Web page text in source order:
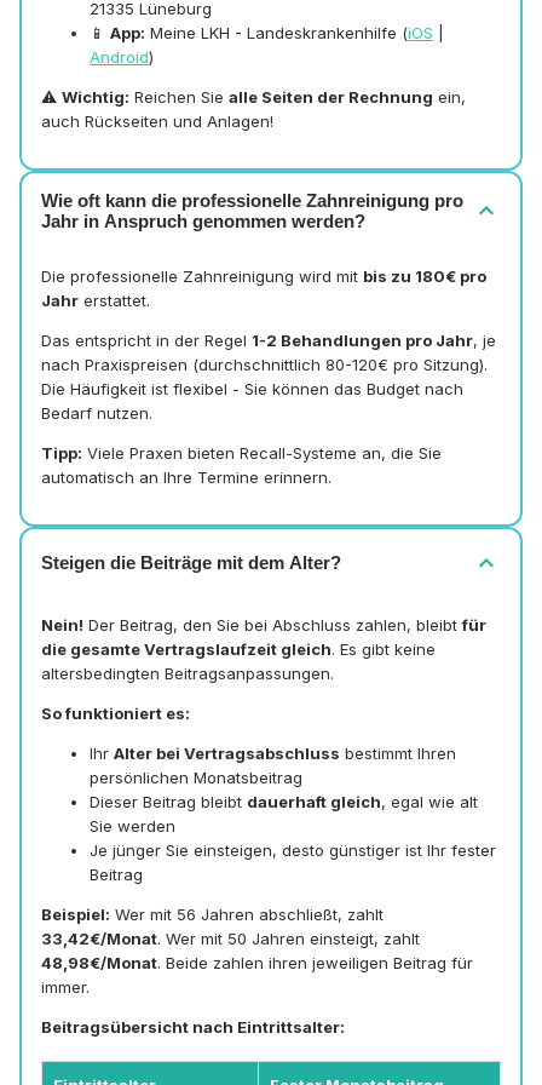
21335 Lüneburg
📱 App: Meine LKH - Landeskrankenhilfe (iOS
Android)
⚠️ Wichtig: Reichen Sie alle Seiten der Rechnung ein,
auch Rückseiten und Anlagen!
Wie oft kann die professionelle Zahnreinigung pro
Jahr in Anspruch genommen werden?
expand_more
Die professionelle Zahnreinigung wird mit bis zu 180€ pro
Jahr erstattet.
Das entspricht in der Regel 1-2 Behandlungen pro Jahr, je
nach Praxispreisen (durchschnittlich 80-120€ pro Sitzung).
Die Häufigkeit ist flexibel - Sie können das Budget nach
Bedarf nutzen.
Tipp: Viele Praxen bieten Recall-Systeme an, die Sie
automatisch an Ihre Termine erinnern.
Steigen die Beiträge mit dem Alter? expand_more
Nein! Der Beitrag, den Sie bei Abschluss zahlen, bleibtfür
die gesamte Vertragslaufzeit gleich. Es gibt keine
altersbedingten Beitragsanpassungen.
So funktioniert es:
Ihr Alter bei Vertragsabschluss bestimmt Ihren
persönlichen Monatsbeitrag
Dieser Beitrag bleibt dauerhaft gleich, egal wie alt
Sie werden
Je jünger Sie einsteigen, desto günstiger ist Ihr fester
Beitrag
Beispiel: Wer mit 56 Jahren abschließt, zahlt
33,42€/Monat. Wer mit 50 Jahren einsteigt, zahlt
48,98€/Monat. Beide zahlen ihren jeweiligen Beitrag für
immer.
Beitragsübersicht nach Eintrittsalter: